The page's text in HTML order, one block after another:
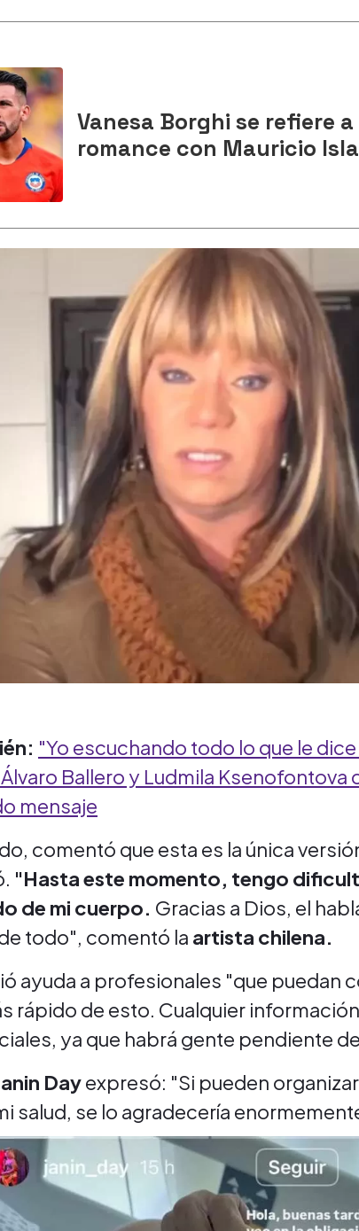
Vanesa Borghi se refiere
romance con Mauricio
"Yo escuchando todo lo que le
Ballero y Ludmila Ksenofontova
mensaje
comentó que esta es la única
"Hasta este momento, tengo
de mi cuerpo. Gracias a Dios, el
todo", comentó la artista chilena.
ayuda a profesionales "que puedan
rápido de esto. Cualquier
ya que habrá gente pendiente
Dayexpresó: "Si pueden
salud, se lo agradecería